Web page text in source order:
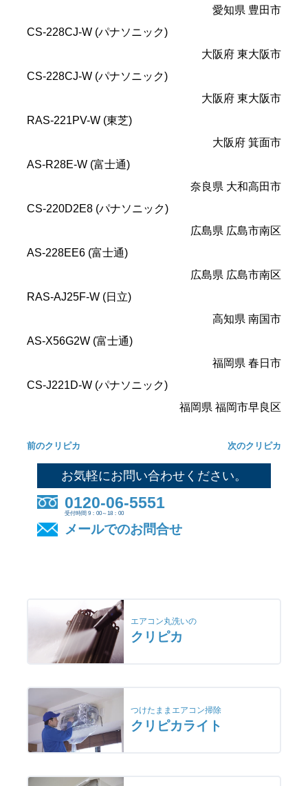
愛知県 豊田市
CS-228CJ-W (パナソニック)
大阪府 東大阪市
CS-228CJ-W (パナソニック)
大阪府 東大阪市
RAS-221PV-W (東芝)
大阪府 箕面市
AS-R28E-W (富士通)
奈良県 大和高田市
CS-220D2E8 (パナソニック)
広島県 広島市南区
AS-228EE6 (富士通)
広島県 広島市南区
RAS-AJ25F-W (日立)
高知県 南国市
AS-X56G2W (富士通)
福岡県 春日市
CS-J221D-W (パナソニック)
福岡県 福岡市早良区
次のクリピカ
前のクリピカ
お気軽にお問い合わせください。
0120-06-5551
受付時間 9：00～18：00
メールでのお問合せ
エアコン丸洗いの
クリピカ
つけたままエアコン掃除
クリピカライト